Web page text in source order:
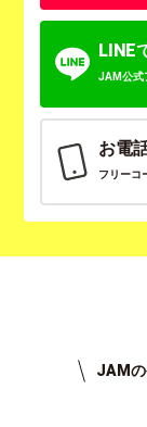
LINE
JAM公式
お電
フリーコ
JAMの